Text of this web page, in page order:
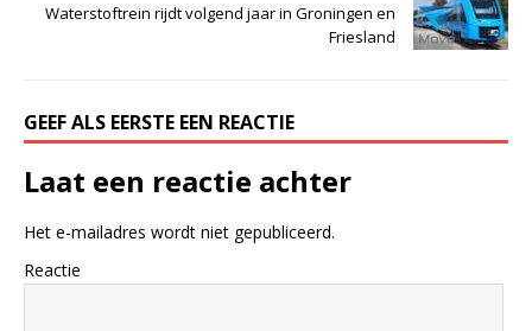
Waterstoftrein rijdt volgend jaar in Groningen en
Friesland
GEEF ALS EERSTE EEN REACTIE
Laat een reactie achter
Het e-mailadres wordt niet gepubliceerd.
Reactie